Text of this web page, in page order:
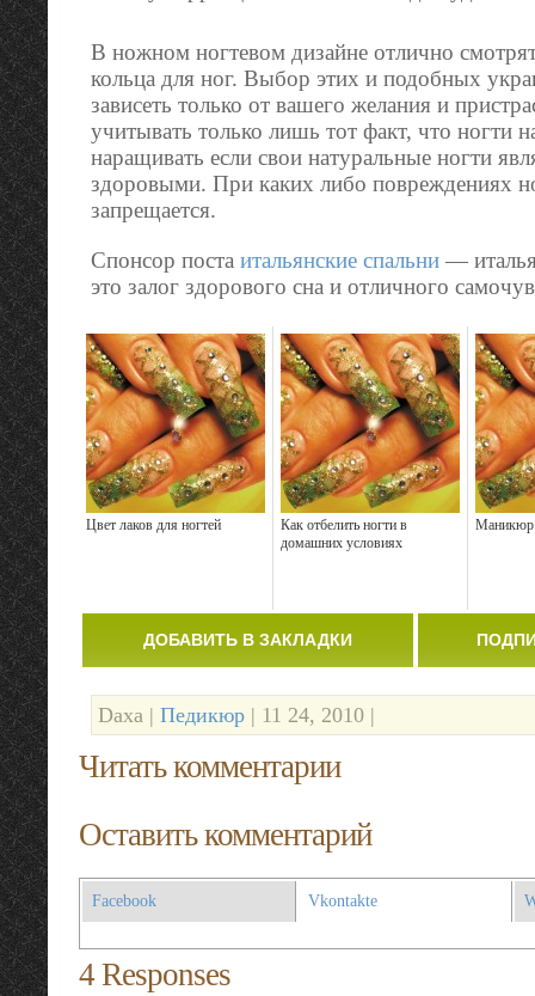
В ножном ногтевом дизайне отлично
кольца для ног. Выбор этих и подобных
зависеть только от вашего желания и
учитывать только лишь тот факт, что ногти
наращивать если свои натуральные ногти
здоровыми. При каких либо повреждениях
запрещается.
Спонсор поста итальянские спальни —
это залог здорового сна и отличного
Цвет лаков для ногтей
Как отбелить ногти в
домашних условиях
Маникюр
ДОБАВИТЬ В ЗАКЛАДКИ
Daxa | Педикюр | 11 24, 2010 |
Читать комментарии
Оставить комментарий
Facebook Vkontakte
4 Responses